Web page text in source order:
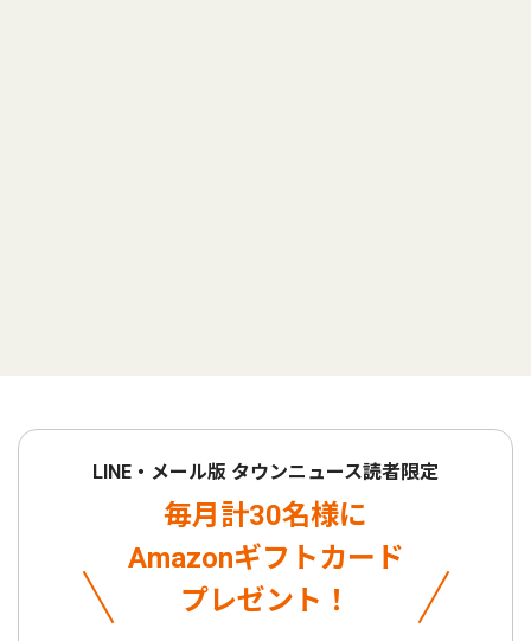
LINE・メール版 タウンニュース読者限定
毎月計30名様に
Amazonギフトカード
プレゼント！